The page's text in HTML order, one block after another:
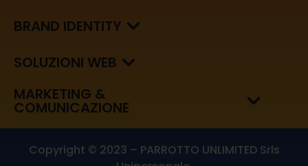
BRAND IDENTITY
SOLUZIONI WEB
MARKETING &
COMUNICAZIONE
Copyright © 2023 – PARROTTO UNLIMITED Srls